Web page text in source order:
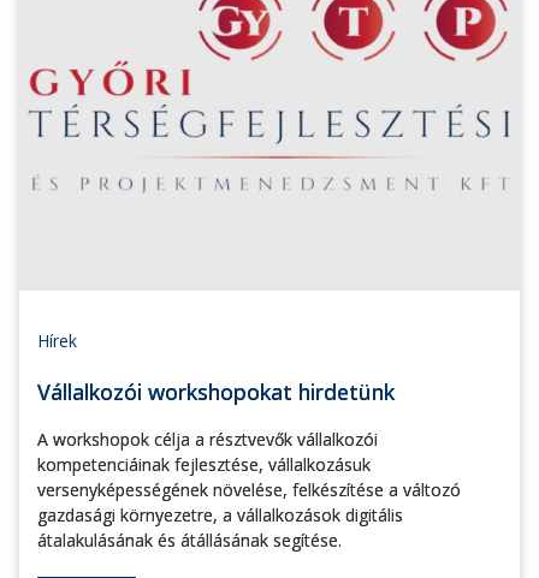
Hírek
Vállalkozói workshopokat hirdetünk
A workshopok célja a résztvevők vállalkozói
kompetenciáinak fejlesztése, vállalkozásuk
versenyképességének növelése, felkészítése a változó
gazdasági környezetre, a vállalkozások digitális
átalakulásának és átállásának segítése.